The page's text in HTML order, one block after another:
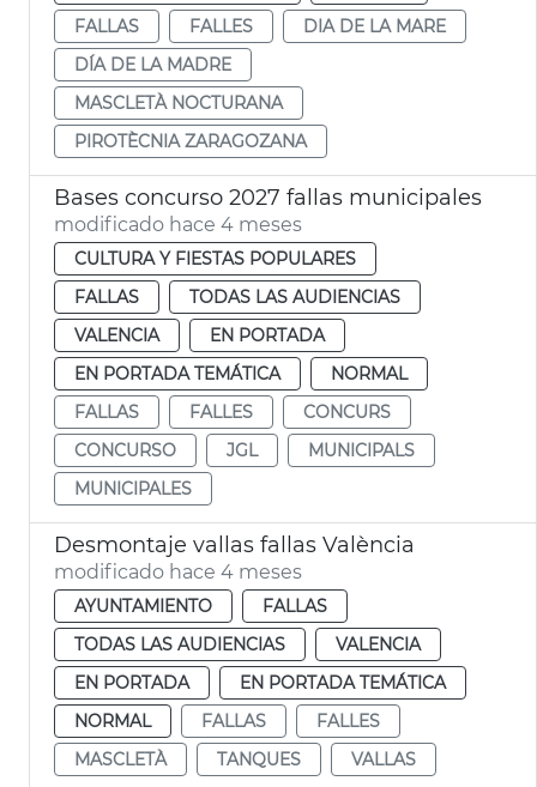
FALLAS
FALLES
DIA DE LA MARE
DÍA DE LA MADRE
MASCLETÀ NOCTURANA
PIROTÈCNIA ZARAGOZANA
Bases concurso 2027 fallas municipales
modificado hace 4 meses
CULTURA Y FIESTAS POPULARES
FALLAS
TODAS LAS AUDIENCIAS
VALENCIA
EN PORTADA
EN PORTADA TEMÁTICA
NORMAL
FALLAS
FALLES
CONCURS
CONCURSO
JGL
MUNICIPALS
MUNICIPALES
Desmontaje vallas fallas València
modificado hace 4 meses
AYUNTAMIENTO
FALLAS
TODAS LAS AUDIENCIAS
VALENCIA
EN PORTADA
EN PORTADA TEMÁTICA
NORMAL
FALLAS
FALLES
MASCLETÀ
TANQUES VALLAS